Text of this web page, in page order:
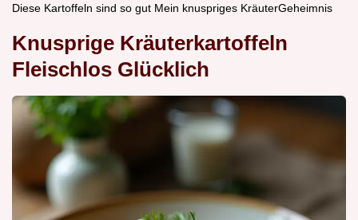
Diese Kartoffeln sind so gut Mein knuspriges KräuterGeheimnis
Knusprige Kräuterkartoffeln
Fleischlos Glücklich